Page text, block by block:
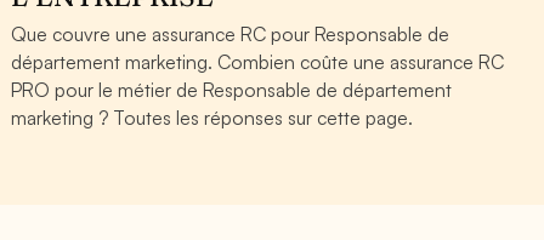
Que couvre une assurance RC pour Responsable de
département marketing. Combien coûte une assurance RC
PRO pour le métier de Responsable de département
marketing ? Toutes les réponses sur cette page.